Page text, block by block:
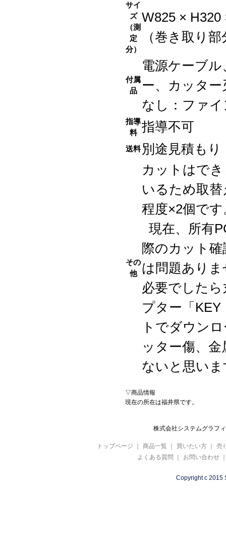
サイ
ズ
（測
定
分）
W825 × H320
（巻き取り
付属
品
電源ケーブ
ー、カッター
なし：ファ
指導
料 指導不可
送料 別途見積も
その
他
カットはで
いるため取
程度×2個で
現在、所有
際のカット
は問題あり
必要でした
プター「
トでダウン
ッター傷、
ないと思い
▽商品情報
現在の所在は福井県です。
株式会社システムグラ
トップページ 商品一覧 買いたい方
売
よくある質問
お問い合わせ
Copyright c 2015